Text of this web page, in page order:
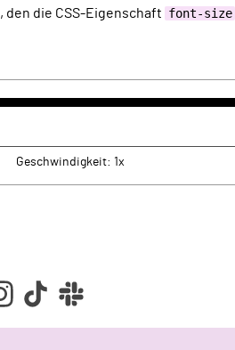
den die CSS-Eigenschaft font-size
Geschwindigkeit: 1x